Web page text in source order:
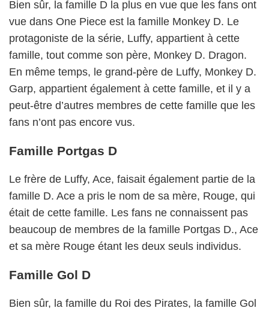
Bien sûr, la famille D la plus en vue que les fans ont
vue dans One Piece est la famille Monkey D. Le
protagoniste de la série, Luffy, appartient à cette
famille, tout comme son père, Monkey D. Dragon.
En même temps, le grand-père de Luffy, Monkey D.
Garp, appartient également à cette famille, et il y a
peut-être d’autres membres de cette famille que les
fans n’ont pas encore vus.
Famille Portgas D
Le frère de Luffy, Ace, faisait également partie de la
famille D. Ace a pris le nom de sa mère, Rouge, qui
était de cette famille. Les fans ne connaissent pas
beaucoup de membres de la famille Portgas D., Ace
et sa mère Rouge étant les deux seuls individus.
Famille Gol D
Bien sûr, la famille du Roi des Pirates, la famille Gol